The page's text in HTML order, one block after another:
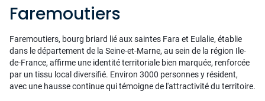
Faremoutiers
Faremoutiers, bourg briard lié aux saintes Fara et Eulalie, établie
dans le département de la Seine-et-Marne, au sein de la région Ile-
de-France, affirme une identité territoriale bien marquée, renforcée
par un tissu local diversifié. Environ 3000 personnes y résident,
avec une hausse continue qui témoigne de l'attractivité du territoire.